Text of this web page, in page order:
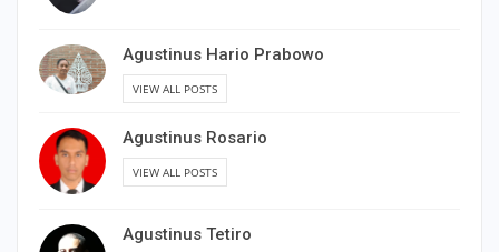
Agustinus Hario Prabowo
VIEW ALL POSTS
Agustinus Rosario
VIEW ALL POSTS
Agustinus Tetiro